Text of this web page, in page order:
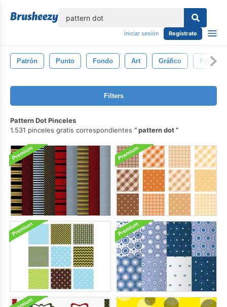
Iniciar sesión Regístrate
Patrón Punto Fondo Art Gráfico Forma
Filters
Pattern Dot Pinceles
1.531 pinceles gratis correspondientes
pattern dot